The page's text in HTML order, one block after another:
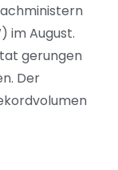
im August.
gerungen
Der